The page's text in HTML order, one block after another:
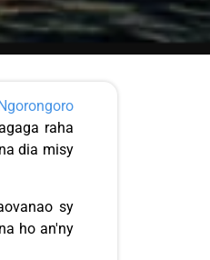
raha
dia misy
sy
ho an'ny